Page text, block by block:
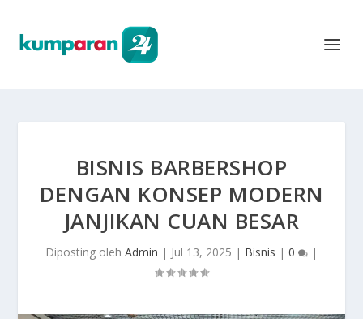
BISNIS BARBERSHOP
DENGAN KONSEP MODERN
JANJIKAN CUAN BESAR
Diposting oleh Admin | Jul 13, 2025 | Bisnis | 0 |